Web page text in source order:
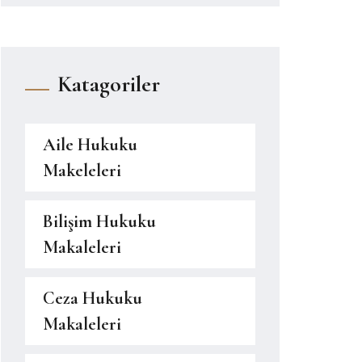
Katagoriler
Aile Hukuku
Makeleleri
Bilişim Hukuku
Makaleleri
Ceza Hukuku
Makaleleri